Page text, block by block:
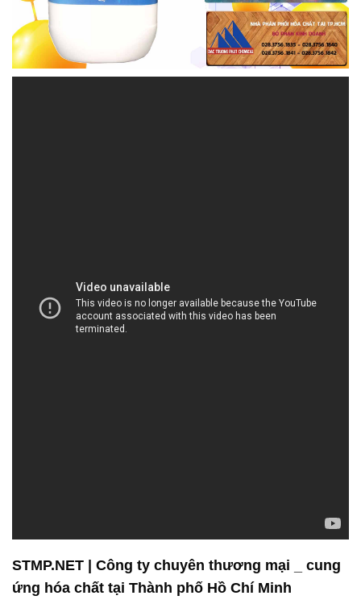
STMP.NET | Công ty chuyên thương mại _ cung
ứng hóa chất tại Thành phố Hồ Chí Minh